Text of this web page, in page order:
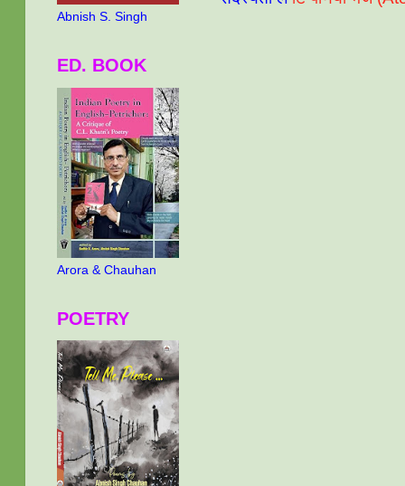
Abnish S. Singh
ED. BOOK
Arora & Chauhan
POETRY